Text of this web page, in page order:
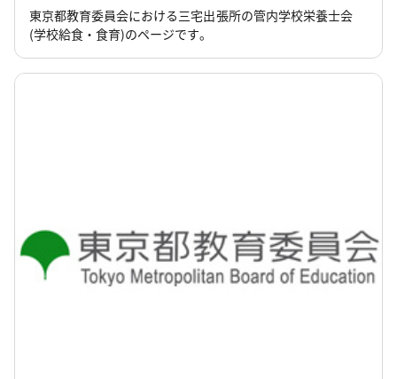
東京都教育委員会における三宅出張所の管内学校栄養士会
(学校給食・食育)のページです。